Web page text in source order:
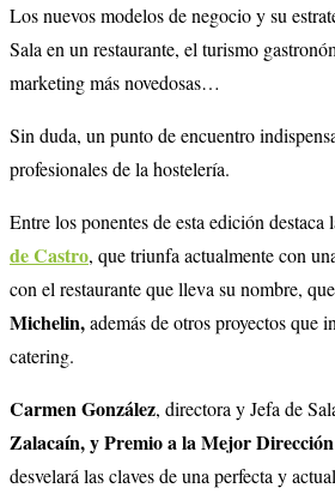
Los nuevos modelos de negocio y su
Sala en un restaurante, el turismo
marketing más novedosas…
Sin duda, un punto de encuentro
profesionales de la hostelería.
Entre los ponentes de esta edición
de Castro, que triunfa actualmente con
con el restaurante que lleva su nombre,
Michelin,además de otros proyectos que
catering.
Carmen González, directora y Jefa de
Zalacaín, y Premio a la Mejor Dirección
desvelará las claves de una perfecta y